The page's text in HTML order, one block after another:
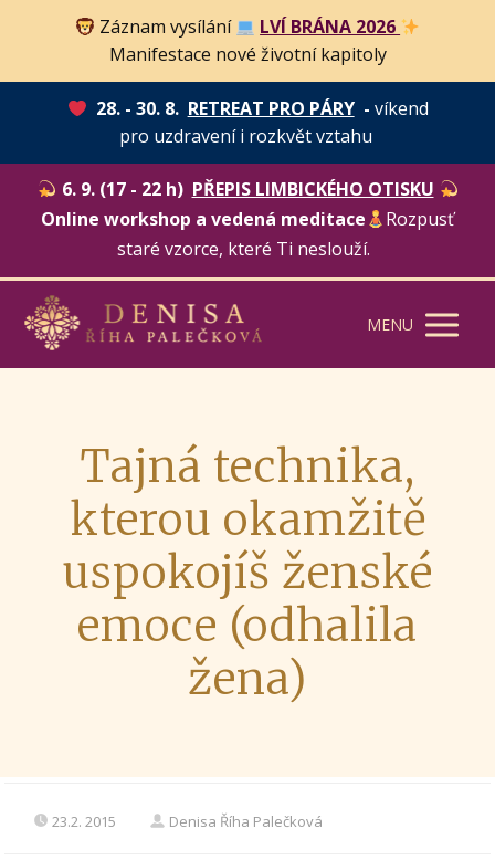
Záznam vysílání
LVÍ BRÁNA 2026
Manifestace nové životní kapitoly
28. - 30. 8. RETREAT PRO PÁRY- víkend
pro uzdravení i rozkvět vztahu
6. 9. (17 - 22 h) PŘEPIS LIMBICKÉHO OTISKU
Online workshop a vedená meditace
Rozpusť
staré vzorce, které Ti neslouží.
MENU
Tajná technika,
kterou okamžitě
uspokojíš ženské
emoce (odhalila
žena)
23.2. 2015 Denisa Říha Palečková